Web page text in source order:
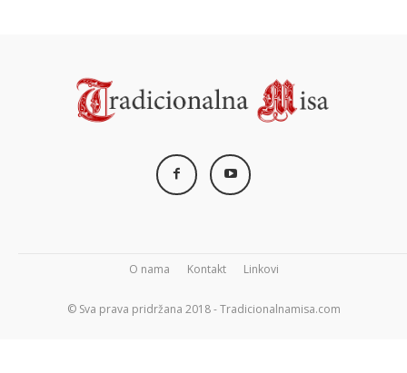
O nama Kontakt Linkovi
© Sva prava pridržana 2018 - Tradicionalnamisa.com